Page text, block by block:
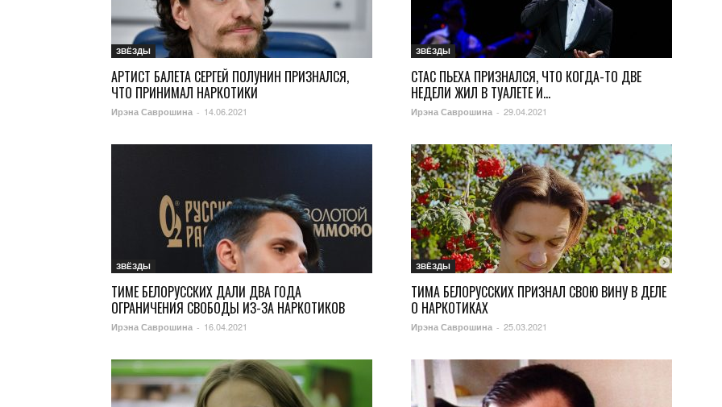
ЗВЁЗДЫ
АРТИСТ БАЛЕТА СЕРГЕЙ ПОЛУНИН ПРИЗНАЛСЯ,
ЧТО ПРИНИМАЛ НАРКОТИКИ
Ирэна Саврошина - 14.06.2021
ЗВЁЗДЫ
СТАС ПЬЕХА ПРИЗНАЛСЯ, ЧТО КОГДА-ТО ДВЕ
НЕДЕЛИ ЖИЛ В ТУАЛЕТЕ И...
Ирэна Саврошина - 29.04.2021
ЗВЁЗДЫ
ТИМЕ БЕЛОРУССКИХ ДАЛИ ДВА ГОДА
ОГРАНИЧЕНИЯ СВОБОДЫ ИЗ-ЗА НАРКОТИКОВ
Ирэна Саврошина - 16.04.2021
ЗВЁЗДЫ
ТИМА БЕЛОРУССКИХ ПРИЗНАЛ СВОЮ ВИНУ В ДЕЛЕ
О НАРКОТИКАХ
Ирэна Саврошина - 25.03.2021